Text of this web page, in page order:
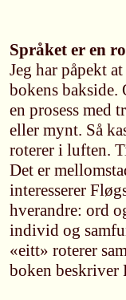
Språket er en
Jeg har påpekt at
bokens bakside.
en prosess med
eller mynt. Så
roterer i luften.
Det er
interesserer
hverandre: ord
individ og
«eitt» roterer
boken beskriver